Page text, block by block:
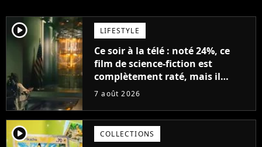
player2 LIFESTYLE
Ce soir à la télé : noté 24%, ce
film de science-fiction est
complètement raté, mais il
aurait pu être encore pire à
7 août 2026
player2 COLLECTIONS